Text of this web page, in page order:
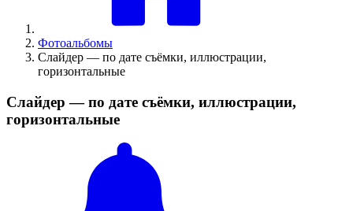
Фотоальбомы
Слайдер — по дате съёмки, иллюстрации,
горизонтальные
Слайдер — по дате съёмки, иллюстрации,
горизонтальные